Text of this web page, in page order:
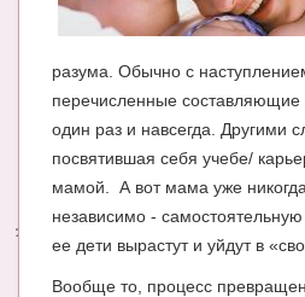
КОНКУРСЫ
БЛОГИ
Календарь беременности
Энциклопедия
МАМИНА БИБЛИОТЕКА
разума. Обычно с
перечисленные
один раз и навсегда. Другими
посвятившая себя учебе/
мамой. А вот мама уже
независимо -
ее дети вырастут и уйдут в
Вообще то, процесс